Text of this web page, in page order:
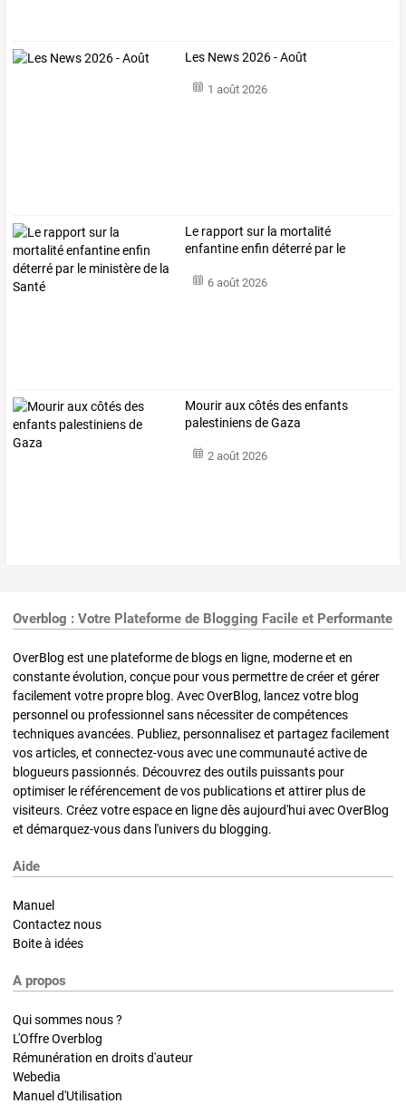
Les News 2026 - Août
1 août 2026
Le rapport sur la mortalité
enfantineenfin déterré par le
6 août 2026
Mourir aux côtés des enfants
palestiniens de Gaza
2 août 2026
Overblog : Votre Plateforme de Blogging Facile et Performante
OverBlog est une plateforme de blogs en ligne, moderne et en
constante évolution, conçue pour vous permettre de créer et gérer
facilement votre propre blog. Avec OverBlog, lancez votre blog
personnel ou professionnel sans nécessiter de compétences
techniques avancées. Publiez, personnalisez et partagez facilement
vos articles, et connectez-vous avec une communauté active de
blogueurs passionnés. Découvrez des outils puissants pour
optimiser le référencement de vos publications et attirer plus de
visiteurs. Créez votre espace en ligne dès aujourd'hui avec OverBlog
et démarquez-vous dans l'univers du blogging.
Aide
Manuel
Contactez nous
Boite à idées
A propos
Qui sommes nous ?
L'Offre Overblog
Rémunération en droits d'auteur
Webedia
Manuel d'Utilisation